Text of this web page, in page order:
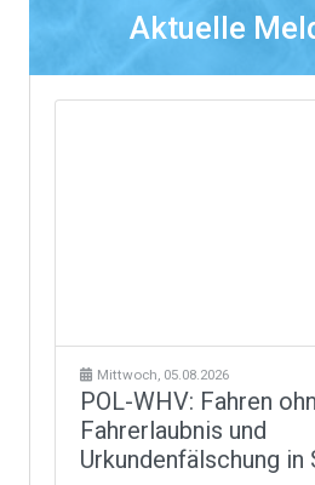
Aktuelle
Mittwoch, 05.08.2026
POL-WHV: Fahren
Fahrerlaubnis und
Urkundenfälschung in